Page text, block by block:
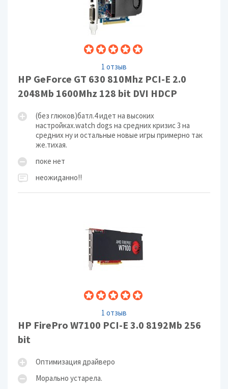
1 отзыв
HP GeForce GT 630 810Mhz PCI-E 2.0
2048Mb 1600Mhz 128 bit DVI HDCP
(без глюков)батл.4 идет на высоких
настройках.watch dogs на средних кризис 3 на
средних ну и остальные новые игры примерно так
же.тихая.
поке нет
неожиданно!!
1 отзыв
HP FirePro W7100 PCI-E 3.0 8192Mb 256
bit
Оптимизация драйверо
Морально устарела.